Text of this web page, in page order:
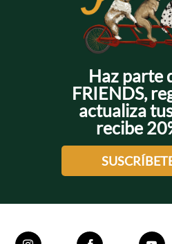
Haz parte
FRIENDS,
actualiza
recibe